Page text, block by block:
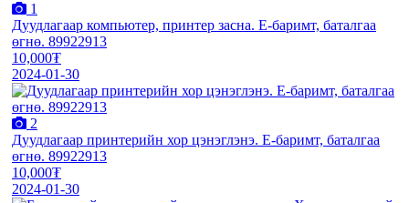
1
Дуудлагаар компьютер, принтер засна. E-баримт, баталгаа
өгнө. 89922913
10,000₮
2024-01-30
2
Дуудлагаар принтерийн хор цэнэглэнэ. E-баримт, баталгаа
өгнө. 89922913
10,000₮
2024-01-30